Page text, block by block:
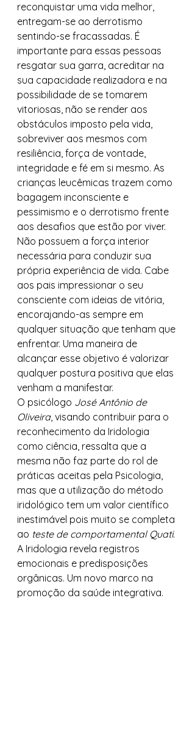
reconquistar uma vida melhor,
entregam-se ao derrotismo
sentindo-se fracassadas. É
importante para essas pessoas
resgatar sua garra, acreditar na
sua capacidade realizadora e na
possibilidade de se tomarem
vitoriosas, não se render aos
obstáculos imposto pela vida,
sobreviver aos mesmos com
resiliência, força de vontade,
integridade e fé em si mesmo. As
crianças leucêmicas trazem como
bagagem inconsciente e
pessimismo e o derrotismo frente
aos desafios que estão por viver.
Não possuem a força interior
necessária para conduzir sua
própria experiência de vida. Cabe
aos pais impressionar o seu
consciente com ideias de vitória,
encorajando-as sempre em
qualquer situação que tenham que
enfrentar. Uma maneira de
alcançar esse objetivo é valorizar
qualquer postura positiva que elas
venham a manifestar.
O psicólogo José Antônio de
Oliveira, visando contribuir para o
reconhecimento da Iridologia
como ciência, ressalta que a
mesma não faz parte do rol de
práticas aceitas pela Psicologia,
mas que a utilização do método
iridológico tem um valor científico
inestimável pois muito se completa
ao teste de comportamental Quati.
A Iridologia revela registros
emocionais e predisposições
orgânicas. Um novo marco na
promoção da saúde integrativa.